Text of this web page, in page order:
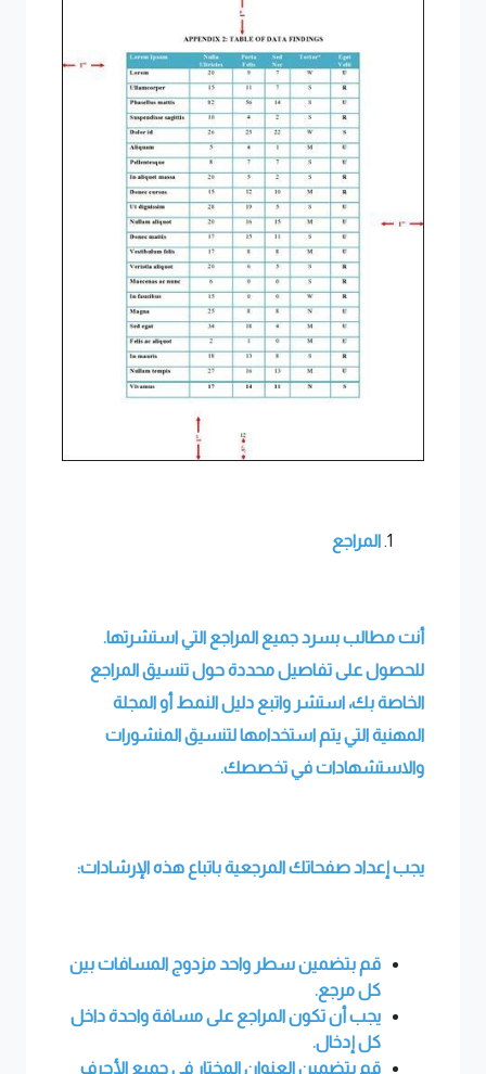
المراجع
أنت مطالب بسرد جميع المراجع التي استشرتها.
للحصول على تفاصيل محددة حول تنسيق المراجع
الخاصة بك، استشر واتبع دليل النمط أو المجلة
المهنية التي يتم استخدامها لتنسيق المنشورات
والاستشهادات في تخصصك.
يجب إعداد صفحاتك المرجعية باتباع هذه الإرشادات:
قم بتضمين سطر واحد مزدوج المسافات بين
كل مرجع.
يجب أن تكون المراجع على مسافة واحدة داخل
كل إدخال.
قم بتضمين العنوان المختار في جميع الأحرف